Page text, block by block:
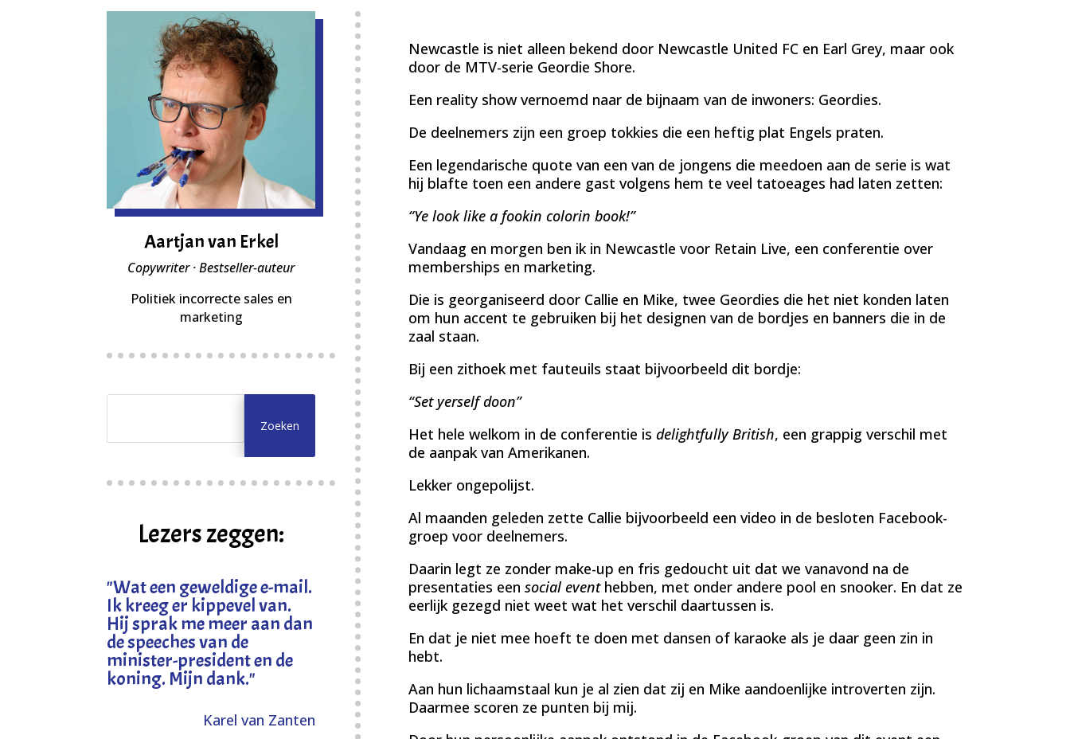
Aartjan van Erkel
Copywriter · Bestseller-auteur
Politiek incorrecte sales en
marketing
Lezers zeggen:
"Wat een geweldige e-mail.
Ik kreeg er kippevel van.
Hij sprak me meer aan dan
de speeches van de
minister-president en de
koning. Mijn dank."
Karel van Zanten
Newcastle is niet alleen bekend door Newcastle United FC en Earl Grey, maar ook
door de MTV-serie Geordie Shore.
Een reality show vernoemd naar de bijnaam van de inwoners: Geordies.
De deelnemers zijn een groep tokkies die een heftig plat Engels praten.
Een legendarische quote van een van de jongens die meedoen aan de serie is wat
hij blafte toen een andere gast volgens hem te veel tatoeages had laten zetten:
“Ye look like a fookin colorin book!”
Vandaag en morgen ben ik in Newcastle voor Retain Live, een conferentie over
memberships en marketing.
Die is georganiseerd door Callie en Mike, twee Geordies die het niet konden laten
om hun accent te gebruiken bij het designen van de bordjes en banners die in de
zaal staan.
Bij een zithoek met fauteuils staat bijvoorbeeld dit bordje:
“Set yerself doon”
Het hele welkom in de conferentie is delightfully British, een grappig verschil met
de aanpak van Amerikanen.
Lekker ongepolijst.
Al maanden geleden zette Callie bijvoorbeeld een video in de besloten Facebook-
groep voor deelnemers.
Daarin legt ze zonder make-up en fris gedoucht uit dat we vanavond na de
presentaties een social eventhebben, met onder andere pool en snooker. En dat ze
eerlijk gezegd niet weet wat het verschil daartussen is.
En dat je niet mee hoeft te doen met dansen of karaoke als je daar geen zin in
hebt.
Aan hun lichaamstaal kun je al zien dat zij en Mike aandoenlijke introverten zijn.
Daarmee scoren ze punten bij mij.